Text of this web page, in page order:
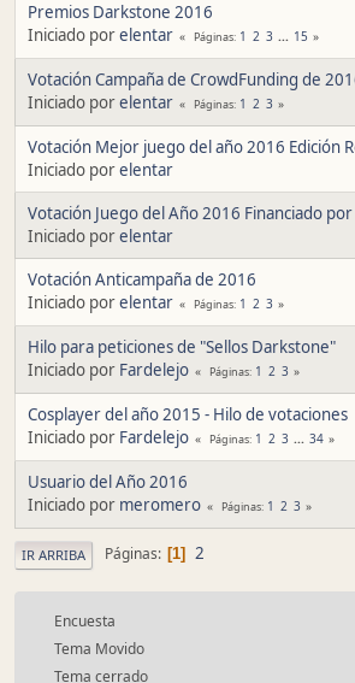
Premios Darkstone 2016
Iniciado porelentar Páginas 1 2 3 ... 15
Votación Campaña de CrowdFunding de
Iniciado porelentar Páginas 1 2 3
Votación Mejor juego del año 2016 Edición
Iniciado porelentar
Votación Juego del Año 2016 Financiado
Iniciado porelentar
Votación Anticampaña de 2016
Iniciado porelentar Páginas 1 2 3
Hilo para peticiones de "Sellos Darkstone"
Iniciado por Fardelejo Páginas 1 2 3
Cosplayer del año 2015 - Hilo de votaciones
Iniciado por Fardelejo Páginas 1 2 3 ... 34
Usuario del Año 2016
Iniciado por meromero Páginas 1 2 3
IR ARRIBA Páginas 1 2
Encuesta
Tema Movido
Tema cerrado